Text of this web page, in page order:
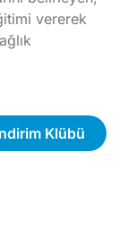
vererek
Klübü